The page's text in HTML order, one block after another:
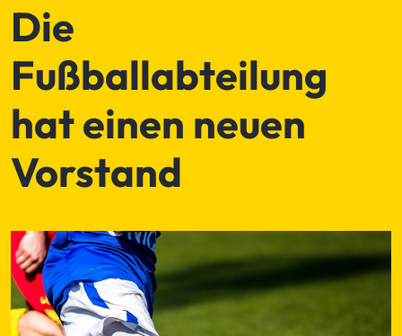
Die
Fußballabteilung
hat einen neuen
Vorstand